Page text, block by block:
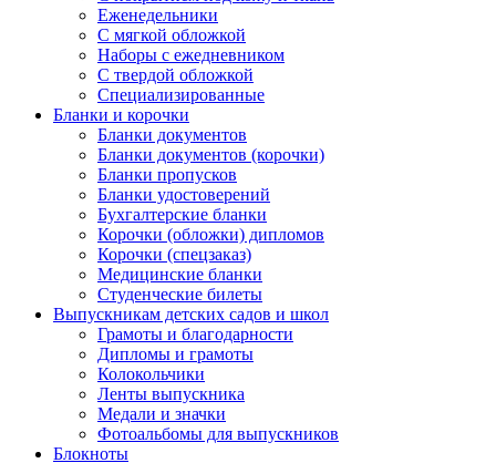
Еженедельники
С мягкой обложкой
Наборы с ежедневником
С твердой обложкой
Специализированные
Бланки и корочки
Бланки документов
Бланки документов (корочки)
Бланки пропусков
Бланки удостоверений
Бухгалтерские бланки
Корочки (обложки) дипломов
Корочки (спецзаказ)
Медицинские бланки
Студенческие билеты
Выпускникам детских садов и школ
Грамоты и благодарности
Дипломы и грамоты
Колокольчики
Ленты выпускника
Медали и значки
Фотоальбомы для выпускников
Блокноты